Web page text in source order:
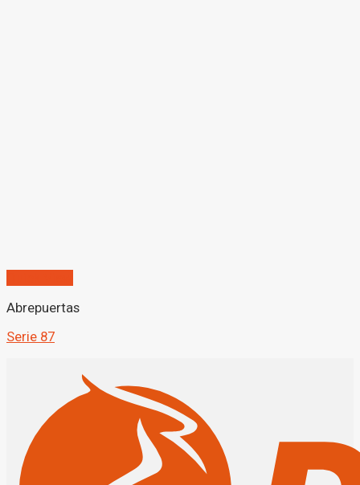
Abrepuertas
Serie 87